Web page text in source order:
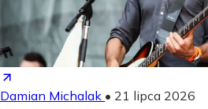
Damian Michalak • 21 lipca 2026